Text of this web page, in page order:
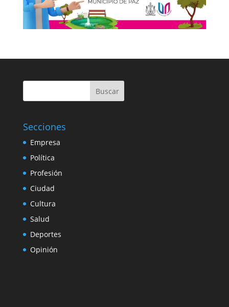
Buscar
Secciones
Empresa
Política
Profesión
Ciudad
Cultura
Salud
Deportes
Opinión